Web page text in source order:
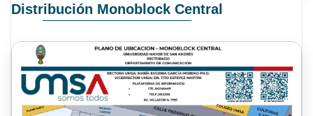
Distribución Monoblock Central